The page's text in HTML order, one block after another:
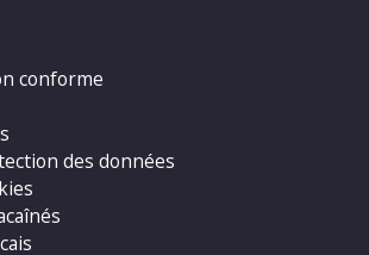
conforme
des données